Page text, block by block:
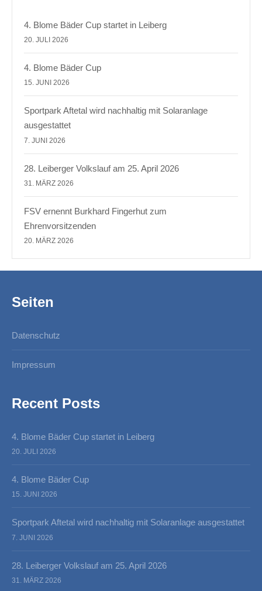
4. Blome Bäder Cup startet in Leiberg
20. JULI 2026
4. Blome Bäder Cup
15. JUNI 2026
Sportpark Aftetal wird nachhaltig mit Solaranlage
ausgestattet
7. JUNI 2026
28. Leiberger Volkslauf am 25. April 2026
31. MÄRZ 2026
FSV ernennt Burkhard Fingerhut zum
Ehrenvorsitzenden
20. MÄRZ 2026
Seiten
Datenschutz
Impressum
Recent Posts
4. Blome Bäder Cup startet in Leiberg
20. JULI 2026
4. Blome Bäder Cup
15. JUNI 2026
Sportpark Aftetal wird nachhaltig mit Solaranlage ausgestattet
7. JUNI 2026
28. Leiberger Volkslauf am 25. April 2026
31. MÄRZ 2026